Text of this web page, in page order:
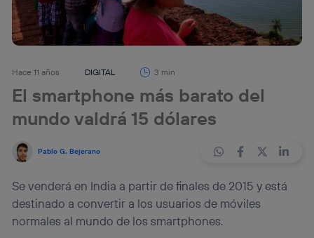
Hace 11 años DIGITAL 3 min
El smartphone más barato del
mundo valdrá 15 dólares
Pablo G. Bejerano
Se venderá en India a partir de finales de 2015 y está
destinado a convertir a los usuarios de móviles
normales al mundo de los smartphones.